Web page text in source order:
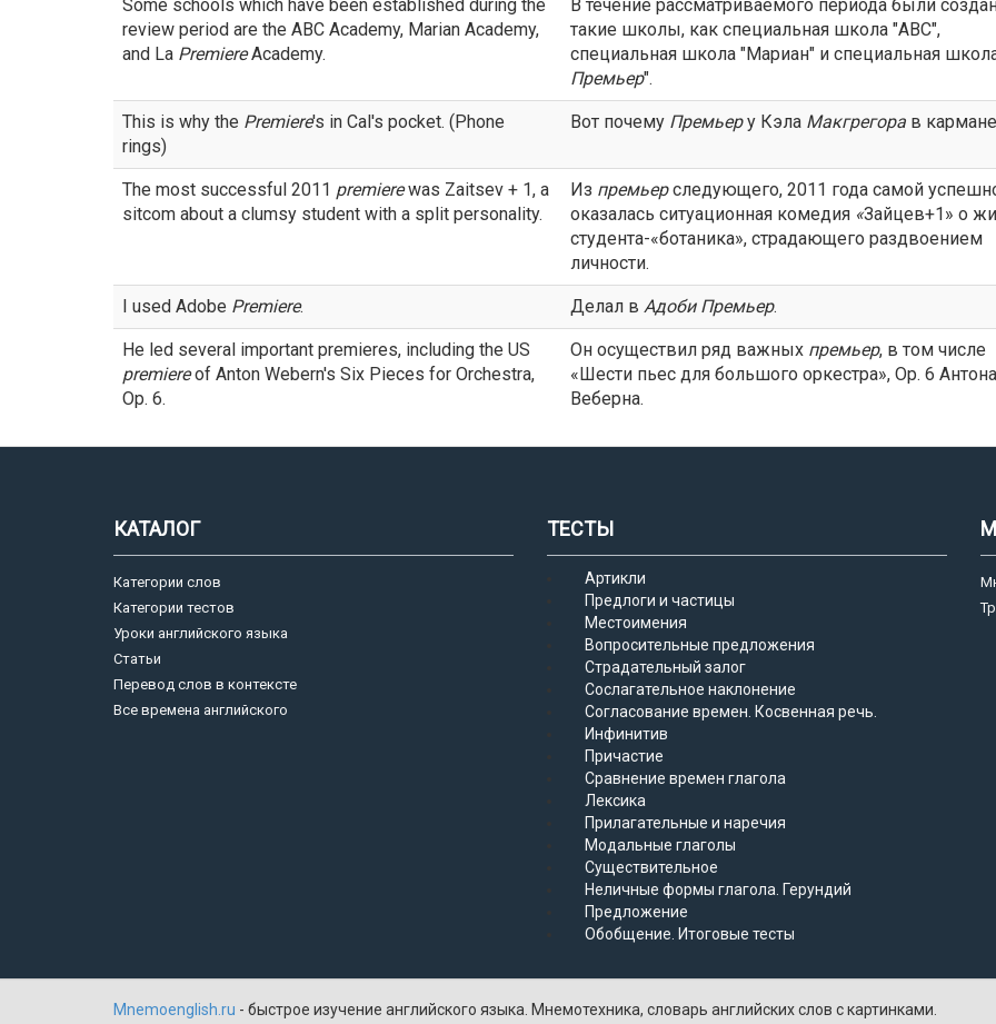
Some schools which have been established during the
review period are the ABC Academy, Marian Academy,
and La PremiereAcademy.
В течение рассматриваемого периода были
такие школы, как специальная школа "АВС",
специальная школа "Мариан" и специальная
Премьер".
This is why the Premiere's in Cal's pocket. (Phone
rings)
Вот почему Премьеру Кэла Макгрегора в
The most successful 2011 premierewas Zaitsev + 1, a
sitcom about a clumsy student with a split personality.
Из премьерследующего, 2011 года самой
оказалась ситуационная комедия «Зайцев+1» о
студента-«ботаника», страдающего раздвоением
личности.
I used Adobe Premiere. Делал в Адоби Премьер.
He led several important premieres, including the US
premiereof Anton Webern's Six Pieces for Orchestra,
Op. 6.
Он осуществил ряд важных премьер, в том числе
«Шести пьес для большого оркестра», Ор. 6 Антона
Веберна.
КАТАЛОГ
Категории слов
Категории тестов
Уроки английского языка
Статьи
Перевод слов в контексте
Все времена английского
ТЕСТЫ
Артикли
Предлоги и частицы
Местоимения
Вопросительные предложения
Страдательный залог
Сослагательное наклонение
Согласование времен. Косвенная речь.
Инфинитив
Причастие
Сравнение времен глагола
Лексика
Прилагательные и наречия
Модальные глаголы
Существительное
Неличные формы глагола. Герундий
Предложение
Обобщение. Итоговые тесты
Mnemoenglish.ru - быстрое изучение английского языка. Мнемотехника, словарь английских слов с картинками.